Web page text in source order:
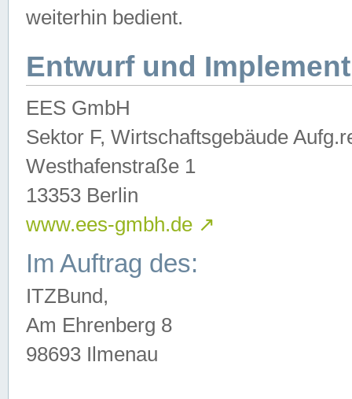
weiterhin bedient.
Entwurf und
EES GmbH
Sektor F, Wirtschaftsgebäude
Westhafenstraße 1
13353 Berlin
www.ees-gmbh.de ↗
Im Auftrag des:
ITZBund,
Am Ehrenberg 8
98693 Ilmenau